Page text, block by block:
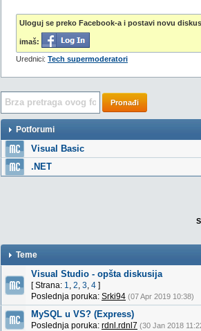
Uloguj se preko Facebook-a i postavi novu
imaš:
Urednici: Tech supermoderatori
Pronađi
Potforumi
Visual Basic
.NET
Teme
Visual Studio - opšta diskusija
[ Strana: 1, 2, 3, 4 ]
Poslednja poruka: Srki94 (07 Apr 2019 10:38)
MySQL u VS? (Express)
Poslednja poruka: rdnl.rdnl7 (30 Jan 2018